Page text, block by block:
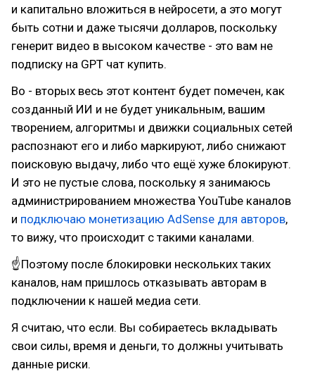
и капитально вложиться в нейросети, а это могут
быть сотни и даже тысячи долларов, поскольку
генерит видео в высоком качестве - это вам не
подписку на GPT чат купить.
Во - вторых весь этот контент будет помечен, как
созданный ИИ и не будет уникальным, вашим
творением, алгоритмы и движки социальных сетей
распознают его и либо маркируют, либо снижают
поисковую выдачу, либо что ещё хуже блокируют.
И это не пустые слова, поскольку я занимаюсь
администрированием множества YouTube каналов
и подключаю монетизацию AdSense для авторов,
то вижу, что происходит с такими каналами.
☝Поэтому после блокировки нескольких таких
каналов, нам пришлось отказывать авторам в
подключении к нашей медиа сети.
Я считаю, что если. Вы собираетесь вкладывать
свои силы, время и деньги, то должны учитывать
данные риски.